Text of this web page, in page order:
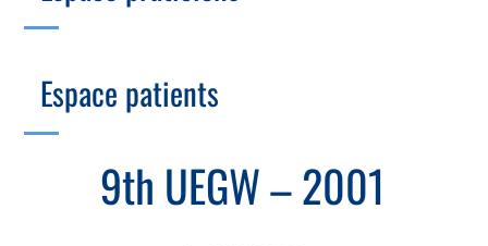
9th UEGW – 2001
Échographie
Gastro-pédiatrie
Cotation des actes, lien avec les syndicats
Juridique
Espace patients
Estomac